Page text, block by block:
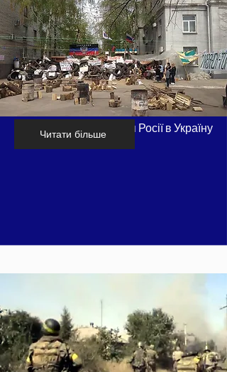
Хронологія вторгнення Росії в Україну
Читати більше